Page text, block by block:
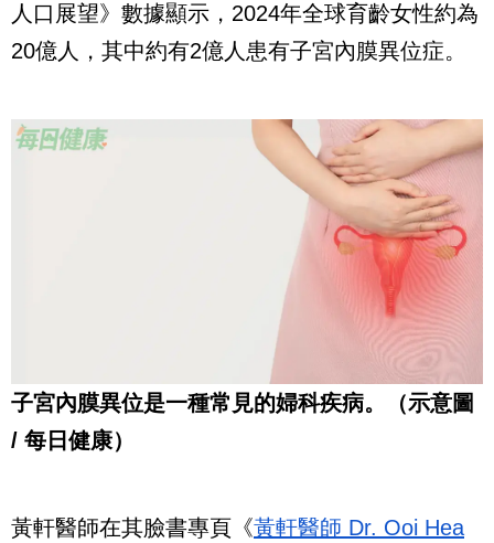
人口展望》數據顯示，2024年全球育齡女性約為
20億人，其中約有2億人患有子宮內膜異位症。
子宮內膜異位是一種常見的婦科疾病。（示意圖
/ 每日健康）
黃軒醫師在其臉書專頁《黃軒醫師 Dr. Ooi Hea